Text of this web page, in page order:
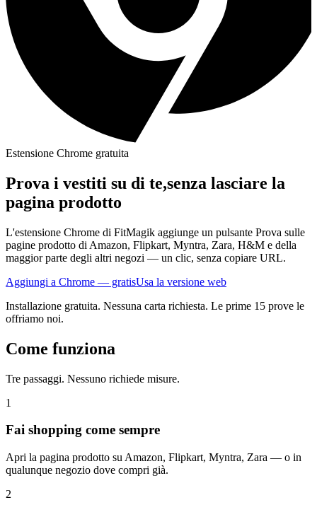
Estensione Chrome gratuita
Prova i vestiti su di te,senza lasciare la
pagina prodotto
L'estensione Chrome di FitMagik aggiunge un pulsante Prova sulle
pagine prodotto di Amazon, Flipkart, Myntra, Zara, H&M e della
maggior parte degli altri negozi — un clic, senza copiare URL.
Aggiungi a Chrome — gratisUsa la versione web
Installazione gratuita. Nessuna carta richiesta. Le prime 15 prove le
offriamo noi.
Come funziona
Tre passaggi. Nessuno richiede misure.
1
Fai shopping come sempre
Apri la pagina prodotto su Amazon, Flipkart, Myntra, Zara — o in
qualunque negozio dove compri già.
2